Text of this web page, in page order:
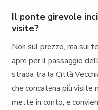
Il ponte girevole
visite?
Non sul prezzo, ma sui
apre per il passaggio
strada tra la Città
che concatena più visite
mette in conto, e